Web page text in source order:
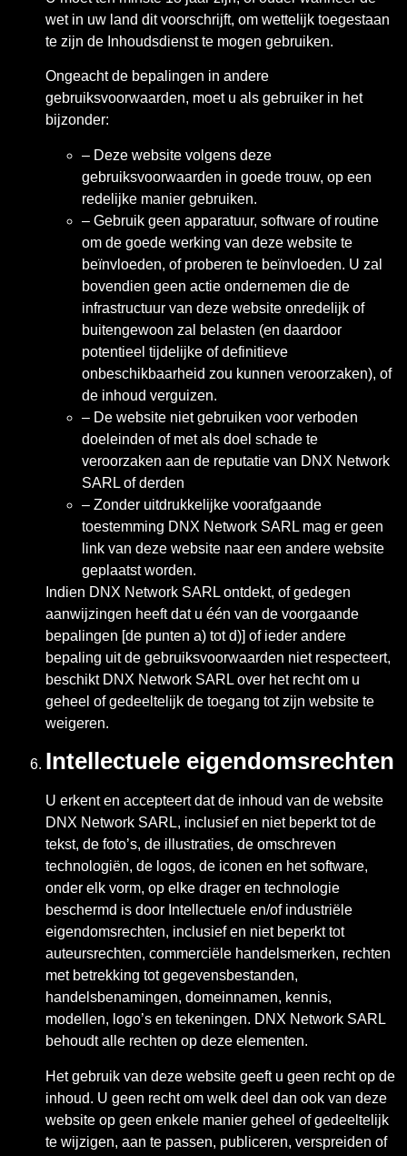
wet in uw land dit voorschrijft, om wettelijk toegestaan
te zijn de Inhoudsdienst te mogen gebruiken.
Ongeacht de bepalingen in andere
gebruiksvoorwaarden, moet u als gebruiker in het
bijzonder:
– Deze website volgens deze
gebruiksvoorwaarden in goede trouw, op een
redelijke manier gebruiken.
– Gebruik geen apparatuur, software of routine
om de goede werking van deze website te
beïnvloeden, of proberen te beïnvloeden. U zal
bovendien geen actie ondernemen die de
infrastructuur van deze website onredelijk of
buitengewoon zal belasten (en daardoor
potentieel tijdelijke of definitieve
onbeschikbaarheid zou kunnen veroorzaken), of
de inhoud verguizen.
– De website niet gebruiken voor verboden
doeleinden of met als doel schade te
veroorzaken aan de reputatie van DNX Network
SARL of derden
– Zonder uitdrukkelijke voorafgaande
toestemming DNX Network SARL mag er geen
link van deze website naar een andere website
geplaatst worden.
Indien DNX Network SARL ontdekt, of gedegen
aanwijzingen heeft dat u één van de voorgaande
bepalingen [de punten a) tot d)] of ieder andere
bepaling uit de gebruiksvoorwaarden niet respecteert,
beschikt DNX Network SARL over het recht om u
geheel of gedeeltelijk de toegang tot zijn website te
weigeren.
Intellectuele eigendomsrechten
U erkent en accepteert dat de inhoud van de website
DNX Network SARL, inclusief en niet beperkt tot de
tekst, de foto’s, de illustraties, de omschreven
technologiën, de logos, de iconen en het software,
onder elk vorm, op elke drager en technologie
beschermd is door Intellectuele en/of industriële
eigendomsrechten, inclusief en niet beperkt tot
auteursrechten, commerciële handelsmerken, rechten
met betrekking tot gegevensbestanden,
handelsbenamingen, domeinnamen, kennis,
modellen, logo’s en tekeningen. DNX Network SARL
behoudt alle rechten op deze elementen.
Het gebruik van deze website geeft u geen recht op de
inhoud. U geen recht om welk deel dan ook van deze
website op geen enkele manier geheel of gedeeltelijk
te wijzigen, aan te passen, publiceren, verspreiden of